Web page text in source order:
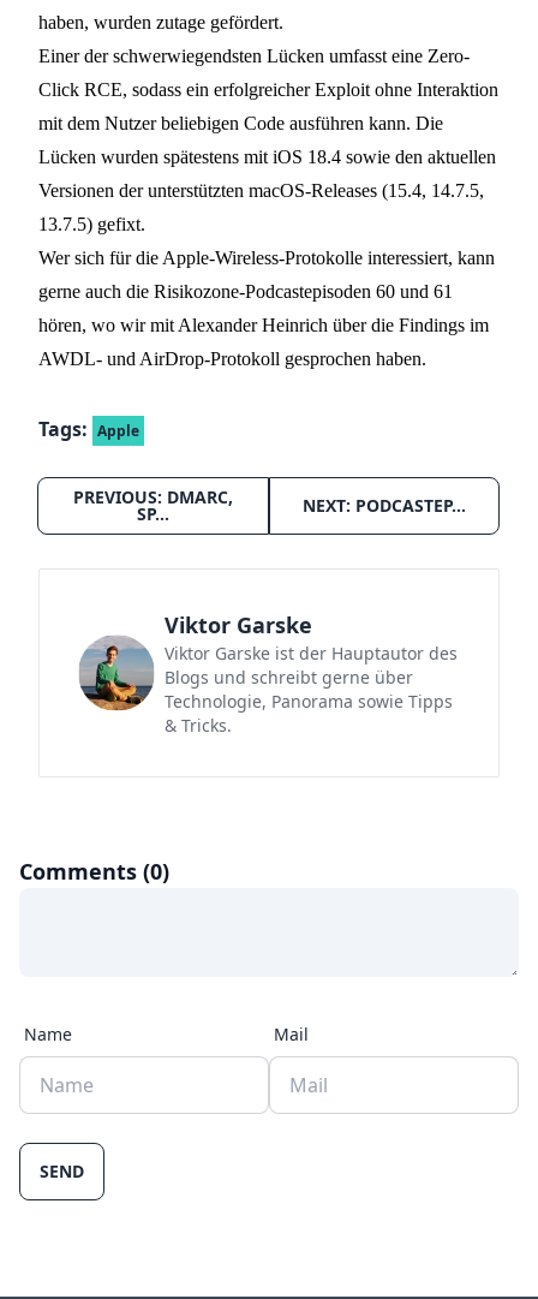
haben, wurden zutage gefördert.
Einer der schwerwiegendsten Lücken umfasst eine Zero-
Click RCE, sodass ein erfolgreicher Exploit ohne Interaktion
mit dem Nutzer beliebigen Code ausführen kann. Die
Lücken wurden spätestens mit iOS 18.4 sowie den aktuellen
Versionen der unterstützten macOS-Releases (15.4, 14.7.5,
13.7.5) gefixt.
Wer sich für die Apple-Wireless-Protokolle interessiert, kann
gerne auch die Risikozone-Podcastepisoden 60 und 61
hören, wo wir mit Alexander Heinrich über die Findings im
AWDL- und AirDrop-Protokoll gesprochen haben.
Tags: Apple
PREVIOUS: DMARC,
SP… NEXT: PODCASTEP…
Viktor Garske
Viktor Garske ist der Hauptautor des
Blogs und schreibt gerne über
Technologie, Panorama sowie Tipps
& Tricks.
Comments (0)
Name Mail